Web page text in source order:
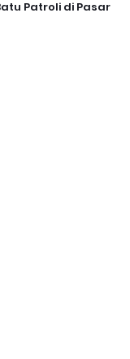
Patroli di Pasar